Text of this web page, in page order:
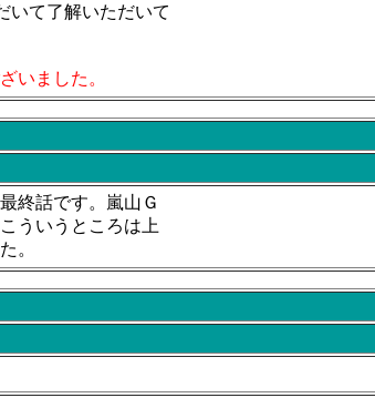
いて了解いただいて
いました。
終話です。嵐山Ｇ
ういうところは上
。